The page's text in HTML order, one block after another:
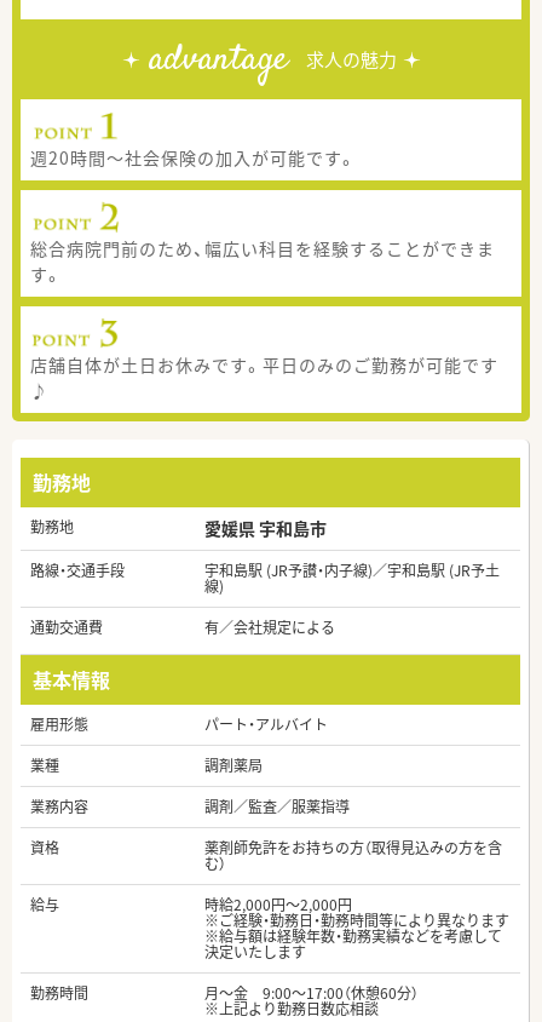
advantage 求人の魅力
週20時間～社会保険の加入が可能です。
総合病院門前のため、幅広い科目を経験することができま
す。
店舗自体が土日お休みです。平日のみのご勤務が可能です
♪
勤務地
勤務地 愛媛県 宇和島市
路線・交通手段 宇和島駅 (JR予讃・内子線)／宇和島駅 (JR予土
線)
通勤交通費
有／会社規定による
基本情報
雇用形態
パート・アルバイト
業種
調剤薬局
業務内容
調剤／監査／服薬指導
資格
薬剤師免許をお持ちの方（取得見込みの方を含
む）
給与
時給2,000円～2,000円
※ご経験・勤務日・勤務時間等により異なります
※給与額は経験年数・勤務実績などを考慮して
決定いたします
勤務時間
月～金 9:00～17:00（休憩60分）
※上記より勤務日数応相談